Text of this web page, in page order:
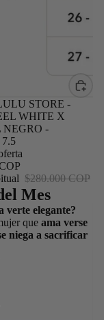
STORE -
WHITE X
-
$280.000 COP
Mes
verte elegante?
que ama verse
niega a sacrificar